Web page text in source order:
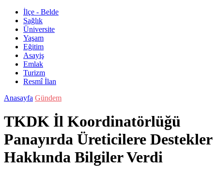
İlçe - Belde
Sağlık
Üniversite
Yaşam
Eğitim
Asayiş
Emlak
Turizm
Resmî İlan
Anasayfa Gündem
TKDK İl Koordinatörlüğü
Panayırda Üreticilere Destekler
Hakkında Bilgiler Verdi